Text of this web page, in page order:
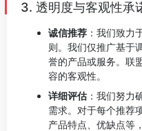
3. 透明度与客观性承
诚信推荐 ：我们致力
则。我们仅推广基于
誉的产品或服务。联
容的客观性。
详细评估 ：我们努力
需求。对于每个推荐
产品特点、优缺点等